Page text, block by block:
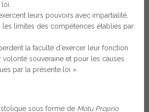
leurs pouvoirs avec impartialité,
les limites des compétences établies par
la faculté d'exercer leur fonction
volonté souveraine et pour les causes
par la présente loi ».
sous forme de Motu Proprio